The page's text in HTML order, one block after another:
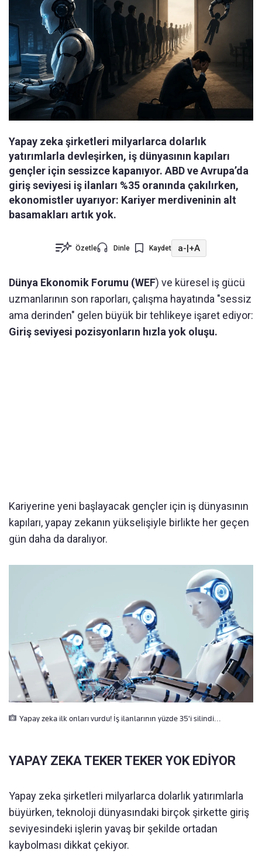
Yapay zeka şirketleri milyarlarca dolarlık
yatırımlarla devleşirken, iş dünyasının kapıları
gençler için sessizce kapanıyor. ABD ve Avrupa’da
giriş seviyesi iş ilanları %35 oranında çakılırken,
ekonomistler uyarıyor: Kariyer merdiveninin alt
basamakları artık yok.
Özetle Dinle Kaydet a-|+A
Dünya Ekonomik Forumu (WEF) ve küresel iş gücü
uzmanlarının son raporları, çalışma hayatında "sessiz
ama derinden" gelen büyük bir tehlikeye işaret ediyor:
Giriş seviyesi pozisyonların hızla yok oluşu.
Kariyerine yeni başlayacak gençler için iş dünyasının
kapıları, yapay zekanın yükselişiyle birlikte her geçen
gün daha da daralıyor.
Yapay zeka ilk onları vurdu! İş ilanlarının yüzde 35'i silindi...
YAPAY ZEKA TEKER TEKER YOK EDİYOR
Yapay zeka şirketleri milyarlarca dolarlık yatırımlarla
büyürken, teknoloji dünyasındaki birçok şirkette giriş
seviyesindeki işlerin yavaş bir şekilde ortadan
kaybolması dikkat çekiyor.